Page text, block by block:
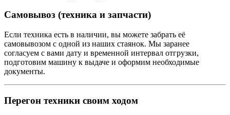
Самовывоз (техника и запчасти)
Если техника есть в наличии, вы можете забрать её
самовывозом с одной из наших стаянок. Мы заранее
согласуем с вами дату и временной интервал отгрузки,
подготовим машину к выдаче и оформим необходимые
документы.
Перегон техники своим ходом